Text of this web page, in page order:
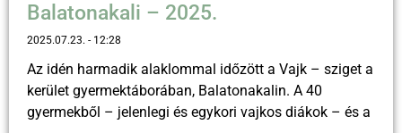
Balatonakali – 2025.
2025.07.23. 12:28
Az idén harmadik alaklommal időzött a Vajk – sziget a
kerület gyermektáborában, Balatonakalin. A 40
gyermekből – jelenlegi és egykori vajkos diákok – és a